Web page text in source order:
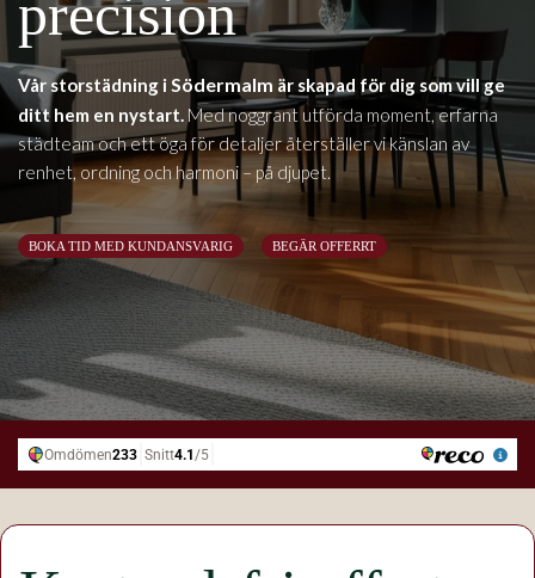
precision
Vår storstädning i Södermalm är skapad för dig som vill ge
ditt hem en nystart.Med noggrant utförda moment, erfarna
städteam och ett öga för detaljer återställer vi känslan av
renhet, ordning och harmoni – på djupet.
BOKA TID MED KUNDANSVARIG BEGÄR OFFERRT